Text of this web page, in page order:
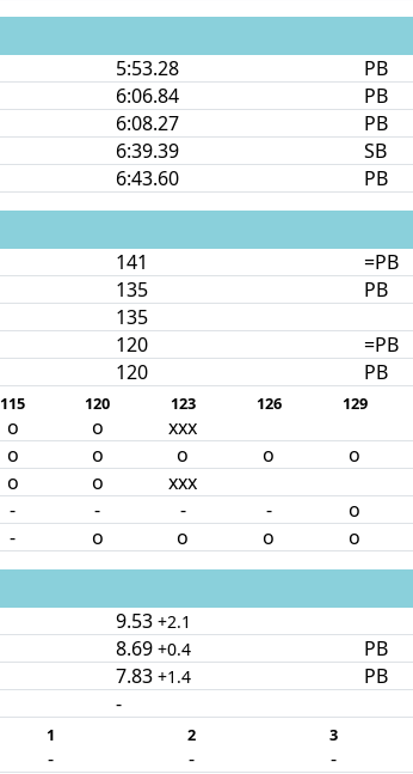
5:53.28
PB
6:06.84
PB
6:08.27
PB
6:39.39
SB
6:43.60 PB
141
=PB
135
PB
135
120
=PB
120 PB
115 120 123 126 129
o o xxx
o o o o o
o o xxx
- - - - o
- o o o o
9.53 +2.1
8.69 +0.4
PB
7.83 +1.4
PB
-
1 2 3
- - -